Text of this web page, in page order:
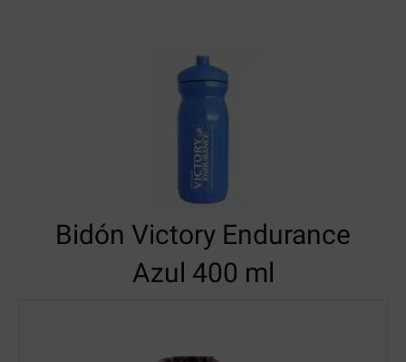
Bidón Victory Endurance
Azul 400 ml